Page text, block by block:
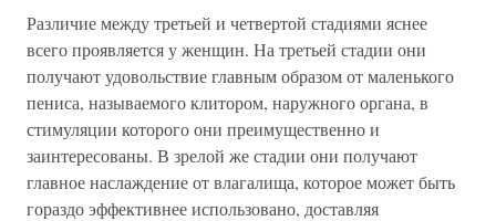
Различие между третьей и четвертой стадиями яснее
всего проявляется у женщин. На третьей стадии они
получают удовольствие главным образом от маленького
пениса, называемого клитором, наружного органа, в
стимуляции которого они преимущественно и
заинтересованы. В зрелой же стадии они получают
главное наслаждение от влагалища, которое может быть
гораздо эффективнее использовано, доставляя